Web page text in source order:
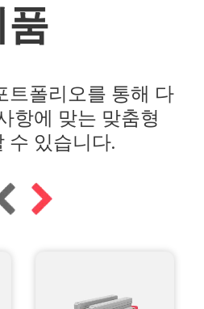
트폴리오를 통해 다
항에 맞는 맞춤형
수 있습니다.